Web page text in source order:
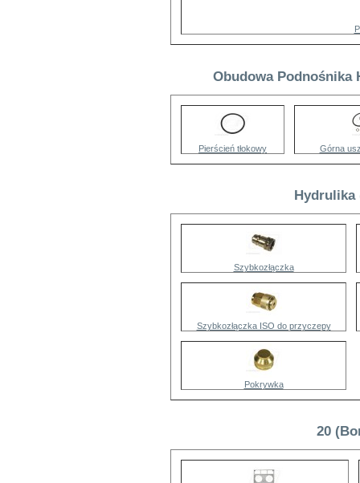
Obudowa Podnośnika
Pierścień tłokowy Górna
Hydrulika
Szybkozłączka
Szybkozłączka ISO do przyczepy
Pokrywka
20